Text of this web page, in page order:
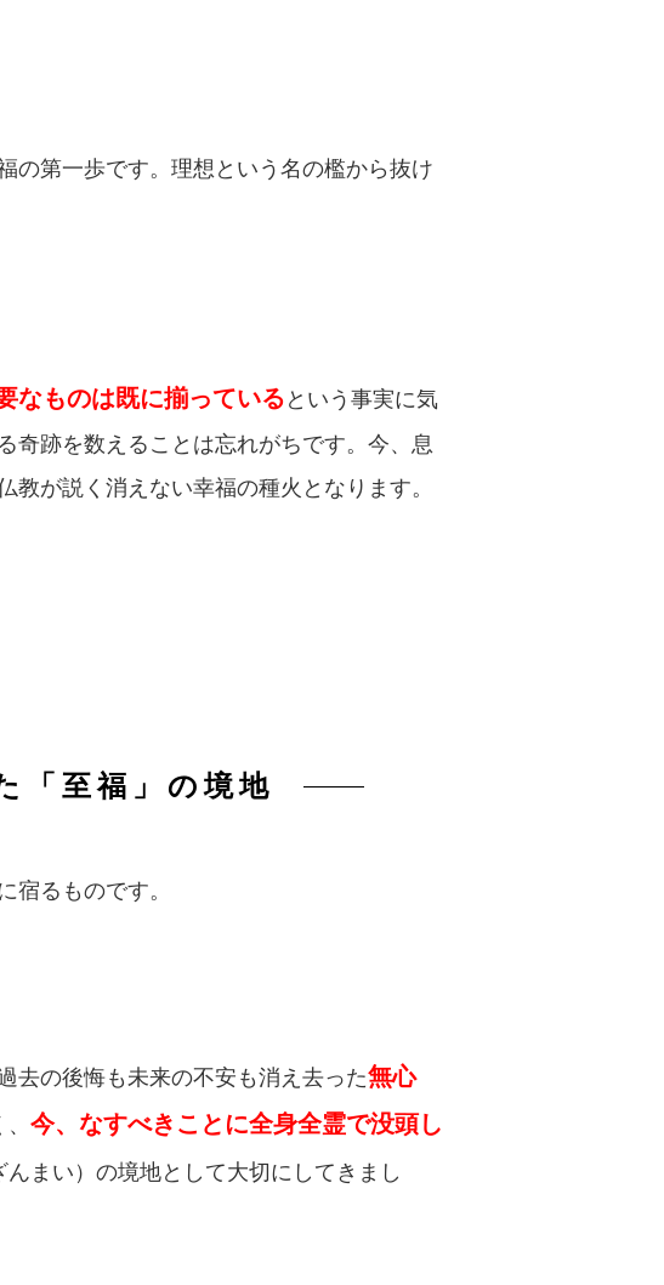
の第一歩です。理想という名の檻から抜け
なものは既に揃っているという事実に気
奇跡を数えることは忘れがちです。今、息
が説く消えない幸福の種火となります。
「至福」の境地
るものです。
去の後悔も未来の不安も消え去った無心
今、なすべきことに全身全霊で没頭し
まい）の境地として大切にしてきまし